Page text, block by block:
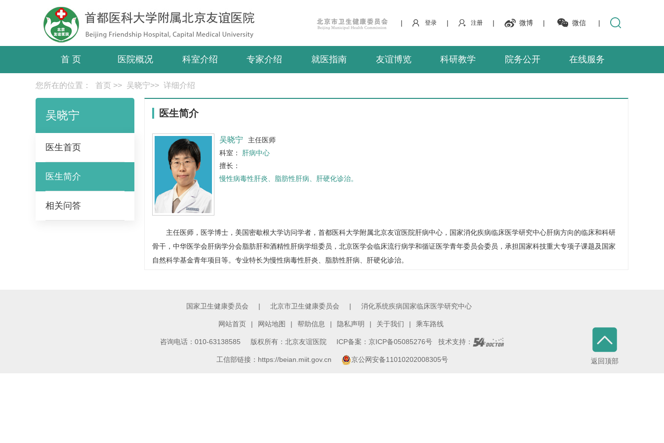
| 登录 | 注册 | 微博 | 微信 |
首 页 医院概况 科室介绍 专家介绍 就医指南 友谊博览 科研教学 院务公开 在线服务
您所在的位置： 首页 >> 吴晓宁>> 详细介绍
吴晓宁
医生首页
医生简介
相关问答
医生简介
吴晓宁
主任医师
科室：
肝病中心
擅长：
慢性病毒性肝炎、脂肪性肝病、
肝硬化诊治。
主任医师，医学博士，美国密歇根大学访问学者，首都医科大学附属北京友谊医院肝病中心，国家消化疾病临床医学研究中心肝病方向的临床和科研
骨干，中华医学会肝病学分会脂肪肝和酒精性肝病学组委员，北京医学会临床流行病学和循证医学青年委员会委员，承担国家科技重大专项子课题及国家
自然科学基金青年项目等。专业特长为慢性病毒性肝炎、脂肪性肝病、
肝硬化诊治。
国家卫生健康委员会 | 北京市卫生健康委员会 | 消化系统疾病国家临床医学研究中心
网站首页 | 网站地图 | 帮助信息 | 隐私声明 | 关于我们 | 乘车路线
咨询电话：010-63138585 版权所有：北京友谊医院 ICP备案：京ICP备05085276号 技术支持：
工信部链接：https://beian.miit.gov.cn 京公网安备11010202008305号 返回顶部